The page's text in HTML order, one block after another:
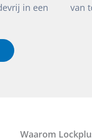
in een
van
Waarom